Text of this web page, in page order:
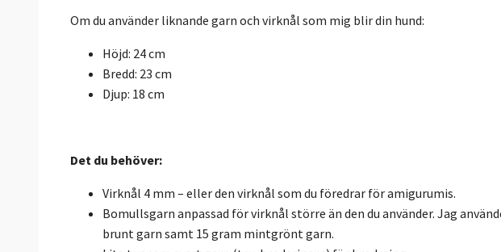
Om du använder liknande garn och virknål som mig blir din hund:
Höjd: 24 cm
Bredd: 23 cm
Djup: 18 cm
Det du behöver:
Virknål 4 mm – eller den virknål som du föredrar för amigurumis.
Bomullsgarn anpassad för virknål större än den du använder. Jag
brunt garn samt 15 gram mintgrönt garn.